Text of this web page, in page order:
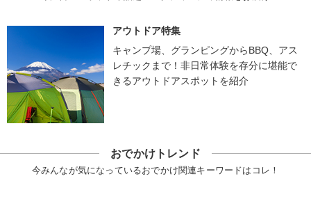
アウトドア特集
キャンプ場、グランピングからBBQ、アス
レチックまで！非日常体験を存分に堪能で
きるアウトドアスポットを紹介
おでかけトレンド
今みんなが気になっているおでかけ関連キーワードはコレ！